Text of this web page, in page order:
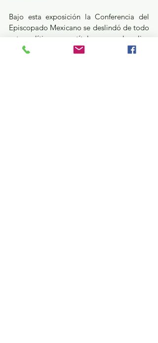
Bajo esta exposición la Conferencia del
Episcopado Mexicano se deslindó de todo
acto político que a título personal realice
Onésimo Cepeda.